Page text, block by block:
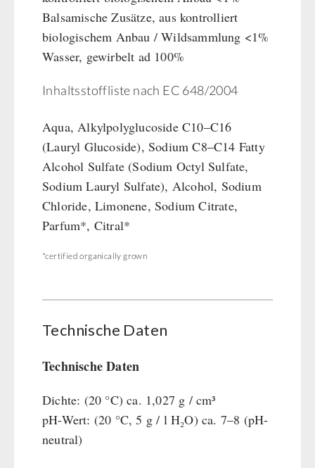
Balsamische Zusätze, aus kontrolliert
biologischem Anbau / Wildsammlung <1%
Wasser, gewirbelt ad 100%
Inhaltsstoffliste nach EC 648/2004
Aqua, Alkylpolyglucoside C10–C16
(Lauryl Glucoside), Sodium C8–C14 Fatty
Alcohol Sulfate (Sodium Octyl Sulfate,
Sodium Lauryl Sulfate), Alcohol, Sodium
Chloride, Limonene, Sodium Citrate,
Parfum*, Citral*
*certified organically grown
Technische Daten
Technische Daten
Dichte: (20 °C) ca. 1,027 g / cm³
pH-Wert: (20 °C, 5 g / l H₂O) ca. 7–8 (pH-
neutral)